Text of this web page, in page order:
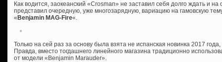
Как водится, заокеанский «Crosman» не заставил себя долго ждать и
представил очередную, уже многозарядную, вариацию на гамовскую
«Benjamin MAG-Fire«.
Только на сей раз за основу была взята не испанская новинка 2017
Правда, вместо тогдашнего линейного магазина традиционно
от модели «Benjamin Marauder».